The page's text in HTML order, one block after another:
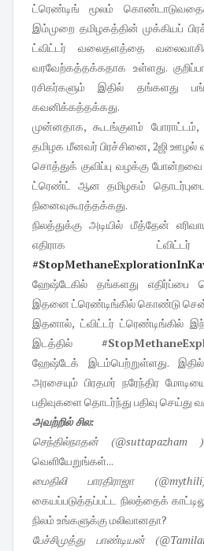
ட்ரெண்டிங் மூலம்
இம்முறை தமிழகத்தின் முக்கியப்
ட்விட்டர் வலைதளத்தை
வரவேற்கத்தக்கதாக உள்ளது.
ரசிகர்களும் இதில் தங்களது
கவனிக்கத்தக்கது.
முன்னதாக, கூடங்குளம் போராட்டம்,
தமிழக மீனவர் பிரச்சினை, 2ஜி ஊழல்
சொத்துக் குவிப்பு வழக்கு போன்றவை
ட்ரெண்ட் ஆன தமிழகம்
நினைவுகூரத்தக்கது.
நிலத்துக்கு அடியில் மீத்தேன்
எதிராக
ஹேஷ்டேகில் தங்களது எதிர்ப்பை
இதனை ட்ரெண்டிங்கில் கொண்டு
இதனால், ட்விட்டர் ட்ரெண்டிங்கில்
இடத்தில்
ஹேஷ்டேக் இடம்பெற்றுள்ளது.
அரசையும் பிரதமர் நரேந்திர
பதிவுகளை தொடர்ந்து பதிவு செய்து
அவற்றில் சில:
செந்தில்நாதன்
வெளியேறுங்கள்...
மைதிலி பாரதிராஜா
கையப்படுத்தப்பட்ட நிலத்தைக்
நிலம் உங்களுக்கு மலிவானதா?
பேச்சிமுத்து